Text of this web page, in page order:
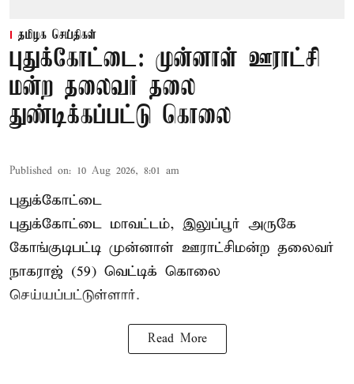
தமிழக செய்திகள்
புதுக்கோட்டை: முன்னாள் ஊராட்சி
மன்ற தலைவர் தலை
துண்டிக்கப்பட்டு கொலை
Published on: 10 Aug 2026, 8:01 am
புதுக்கோட்டை
புதுக்கோட்டை மாவட்டம், இலுப்பூர் அருகே
கோங்குடிபட்டி முன்னாள் ஊராட்சிமன்ற தலைவர்
நாகராஜ் (59) வெட்டிக் கொலை
செய்யப்பட்டுள்ளார்.
Read More